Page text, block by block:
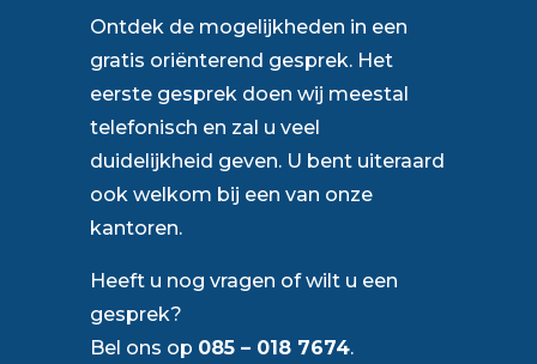
Ontdek de mogelijkheden in een
gratis oriënterend gesprek. Het
eerste gesprek doen wij meestal
telefonisch en zal u veel
duidelijkheid geven. U bent uiteraard
ook welkom bij een van onze
kantoren.
Heeft u nog vragen of wilt u een
gesprek?
Bel ons op 085 – 018 7674.